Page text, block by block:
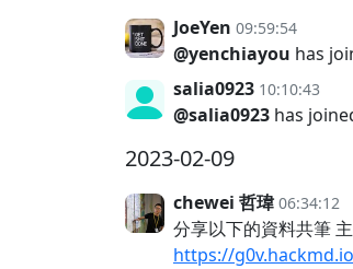
JoeYen 09:59:54
@yenchiayou has
salia0923 10:10:43
@salia0923 has
2023-02-09
chewei 哲瑋 06:34:12
分享以下的資料共筆
https://